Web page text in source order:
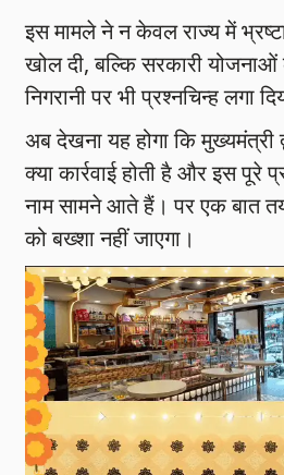
इस मामले ने न केवल राज्य में
खोल दी, बल्कि सरकारी
निगरानी पर भी प्रश्नचिन्ह लगा
अब देखना यह होगा कि मुख्यमंत्री
क्या कार्रवाई होती है और इस
नाम सामने आते हैं। पर एक बात
को बख्शा नहीं जाएगा।